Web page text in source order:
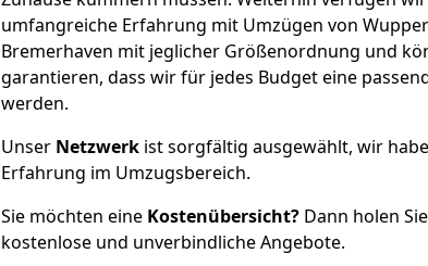
umfangreiche Erfahrung mit Umzügen von
Bremerhaven mit jeglicher Größenordnung und
garantieren, dass wir für jedes Budget eine
werden.
Unser Netzwerk ist sorgfältig ausgewählt, wir
Erfahrung im Umzugsbereich.
Sie möchten eine Kostenübersicht? Dann holen
kostenlose und unverbindliche Angebote.